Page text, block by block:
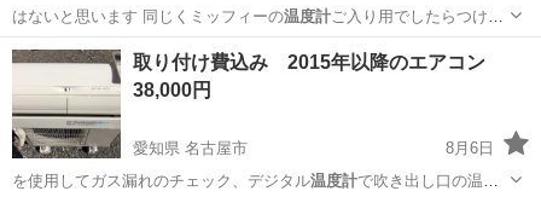
はないと思います 同じくミッフィーの温度計ご入り用でしたらつけま
す神奈川 川崎市 矢口渡駅 ベビー用品
取り付け費込み 2015年以降のエアコン
38,000円
愛知県 名古屋市
8月6日
を使用してガス漏れのチェック、デジタル温度計で吹き出し口の温度